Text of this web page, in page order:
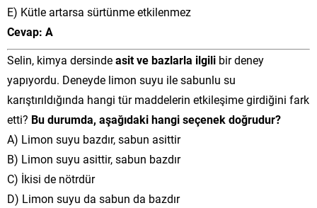
E) Kütle artarsa sürtünme etkilenmez
Cevap: A
Selin, kimya dersindeasit ve bazlarla ilgili bir deney
yapıyordu. Deneyde limon suyu ile sabunlu su
karıştırıldığında hangi tür maddelerin etkileşime girdiğini fark
etti? Bu durumda, aşağıdaki hangi seçenek doğrudur?
A) Limon suyu bazdır, sabun asittir
B) Limon suyu asittir, sabun bazdır
C) İkisi de nötrdür
D) Limon suyu da sabun da bazdır